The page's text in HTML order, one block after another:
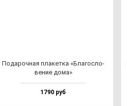
Пода­роч­ная пла­кет­ка «Бла­гос­ло­
ве­ние до­ма»
1790 руб